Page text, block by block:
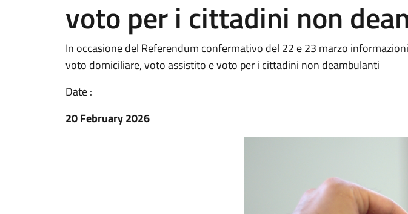
voto per i cittadini non
In occasione del Referendum confermativo del 22 e 23 marzo
voto domiciliare, voto assistito e voto per i cittadini non deambulanti
Date :
20 February 2026